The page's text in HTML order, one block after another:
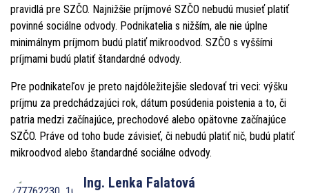
pravidlá pre SZČO. Najnižšie príjmové SZČO nebudú musieť platiť
povinné sociálne odvody. Podnikatelia s nižším, ale nie úplne
minimálnym príjmom budú platiť mikroodvod. SZČO s vyššími
príjmami budú platiť štandardné odvody.
Pre podnikateľov je preto najdôležitejšie sledovať tri veci: výšku
príjmu za predchádzajúci rok, dátum posúdenia poistenia a to, či
patria medzi začínajúce, prechodové alebo opätovne začínajúce
SZČO. Práve od toho bude závisieť, či nebudú platiť nič, budú platiť
mikroodvod alebo štandardné sociálne odvody.
Ing. Lenka Falatová